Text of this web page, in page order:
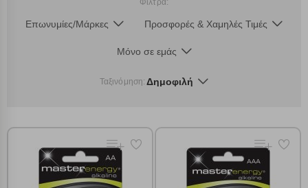
Φίλτρα:
Επωνυμίες/Μάρκες Προσφορές & Χαμηλές Τιμές
Μόνο σε εμάς
Ταξινόμηση: Δημοφιλή